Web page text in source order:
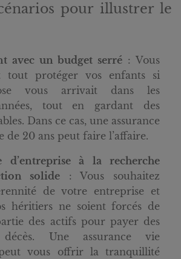
pour illustrer le
avec un budget serré : Vous
tout protéger vos enfants si
vous arrivait dans les
tout en gardant des
Dans ce cas, une assurance
de 20 ans peut faire l’affaire.
d’entreprise à la recherche
solide : Vous souhaitez
de votre entreprise et
héritiers ne soient forcés de
des actifs pour payer des
Une assurance vie
vous offrir la tranquillité